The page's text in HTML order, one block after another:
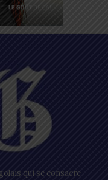
qui se consacre